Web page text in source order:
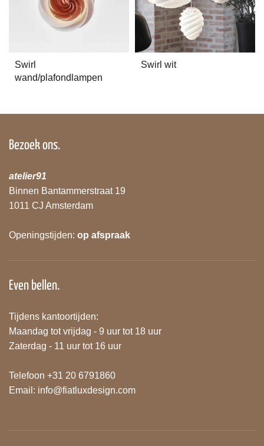
Swirl
wand/plafondlampen
Swirl wit
Bezoek ons.
atelier91
Binnen Bantammerstraat 19
1011 CJ Amsterdam
Openingstijden: op afspraak
Even bellen.
Tijdens kantoortijden:
Maandag tot vrijdag - 9 uur tot 18 uur
Zaterdag - 11 uur tot 16 uur
Telefoon +31 20 6791860
Email: info@fiatluxdesign.com